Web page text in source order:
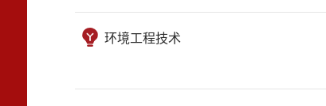
环境工程技术